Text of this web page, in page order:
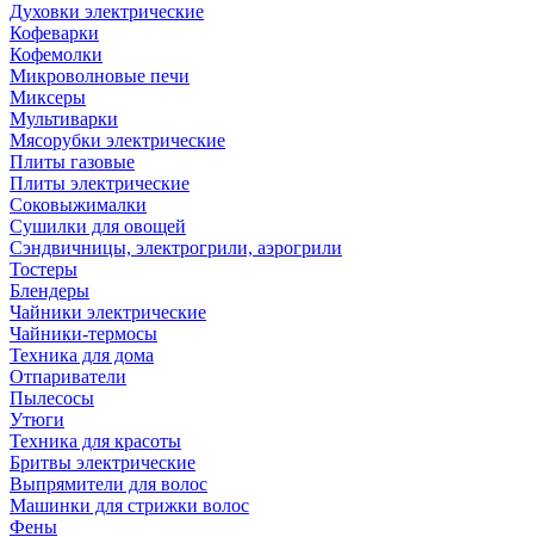
Духовки электрические
Кофеварки
Кофемолки
Микроволновые печи
Миксеры
Мультиварки
Мясорубки электрические
Плиты газовые
Плиты электрические
Соковыжималки
Сушилки для овощей
Сэндвичницы, электрогрили, аэрогрили
Тостеры
Блендеры
Чайники электрические
Чайники-термосы
Техника для дома
Отпариватели
Пылесосы
Утюги
Техника для красоты
Бритвы электрические
Выпрямители для волос
Машинки для стрижки волос
Фены